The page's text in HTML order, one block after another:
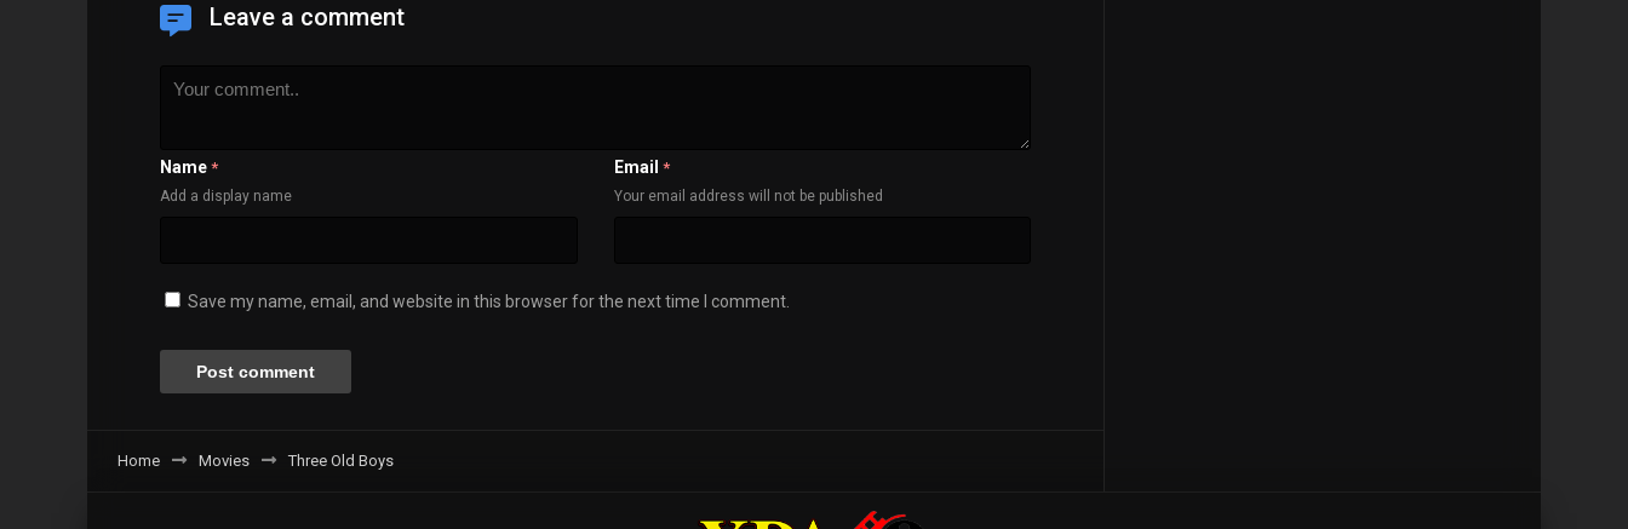
Leave a comment
Name *
Add a display name
Email *
Your email address will not be published
Save my name, email, and website in this browser for the next time I comment.
Home Movies Three Old Boys